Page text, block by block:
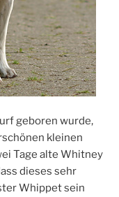
geboren wurde,
kleinen
Tage alte Whitney
dieses sehr
Whippet sein